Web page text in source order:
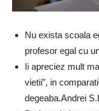
Nu exista scoala
profesor egal cu
Ii apreciez mult
vietii”, in
degeaba.Andrei